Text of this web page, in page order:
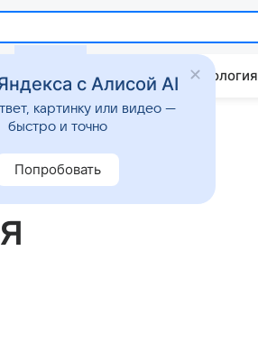
Стиль жизни Психология
с Алисой AI
картинку или видео —
быстро и точно
Попробовать